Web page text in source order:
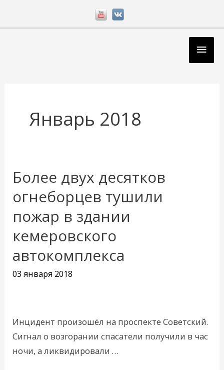
Январь 2018
Более двух десятков
огнеборцев тушили
пожар в здании
кемеровского
автокомплекса
03 января 2018
Инцидент произошёл на проспекте Советский.
Сигнал о возгорании спасатели получили в час
ночи, а ликвидировали …
Более
десятков
огнеборцев
тушили
в
здании